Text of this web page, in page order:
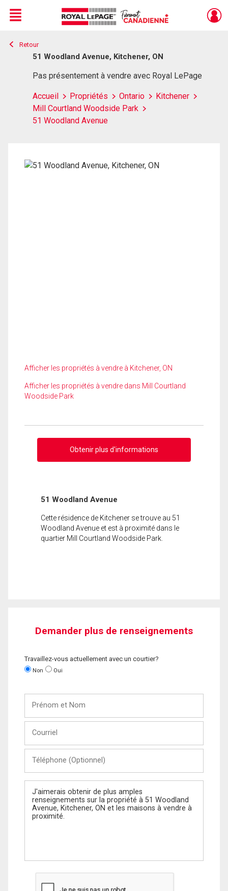
Live
En Direct
Menu
Retour
51 Woodland Avenue, Kitchener, ON
Pas présentement à vendre avec Royal LePage
Accueil Propriétés Ontario
Kitchener
Mill Courtland Woodside Park
51 Woodland Avenue
Afficher les propriétés à vendre à Kitchener, ON
Afficher les propriétés à vendre dans Mill Courtland
Woodside Park
Obtenir plus d'informations
51 Woodland Avenue
Cette résidence de Kitchener se trouve au 51
Woodland Avenue et est à proximité dans le
quartier Mill Courtland Woodside Park.
Demander plus de renseignements
Travaillez-vous actuellement avec un courtier?
Non Oui
Nom
(Optionnel)
Message